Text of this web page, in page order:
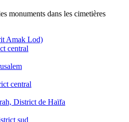
monuments dans les cimetières
Amak Lod)
central
central
District de Haïfa
sud